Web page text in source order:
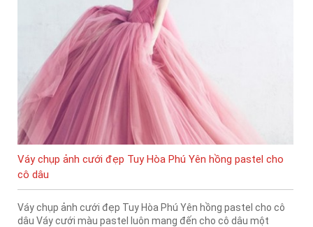
Váy chụp ảnh cưới đẹp Tuy Hòa Phú Yên hồng pastel cho
cô dâu
Váy chụp ảnh cưới đẹp Tuy Hòa Phú Yên hồng pastel cho cô
dâu Váy cưới màu pastel luôn mang đến cho cô dâu một